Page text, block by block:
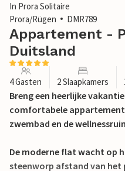
In Prora Solitaire
Prora/Rügen
DMR789
Appartement -
Duitsland
4 Gasten 2 Slaapkamers
Breng een heerlijke
comfortabele
zwembad en de
De moderne flat wacht op
steenworp afstand van het